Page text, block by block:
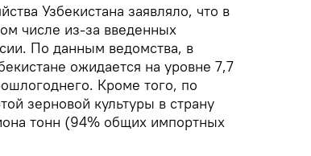
Узбекистана заявляло, что в
числе из-за введенных
По данным ведомства, в
ожидается на уровне 7,7
Кроме того, по
зерновой культуры в страну
тонн (94% общих импортных